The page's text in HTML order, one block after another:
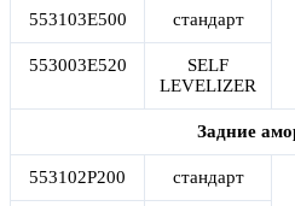
553103E500 стандарт
553003E520
SELF
LEVELIZER
Задние
553102P200 стандарт